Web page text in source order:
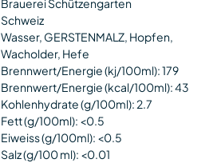
Brauerei Schützengarten
Schweiz
Wasser, GERSTENMALZ, Hopfen,
Wacholder, Hefe
Brennwert/Energie (kj/100ml): 179
Brennwert/Energie (kcal/100ml): 43
Kohlenhydrate (g/100ml): 2.7
Fett (g/100ml): <0.5
Eiweiss (g/100ml): <0.5
Salz (g/100 ml): <0.01